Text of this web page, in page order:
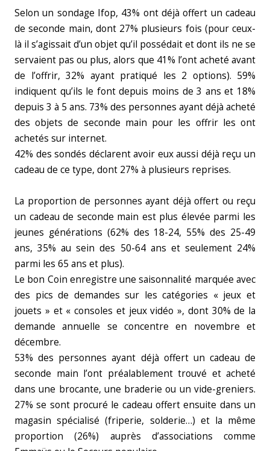
Selon un sondage Ifop, 43% ont déjà offert un cadeau
de seconde main, dont 27% plusieurs fois (pour ceux-
là il s’agissait d’un objet qu’il possédait et dont ils ne se
servaient pas ou plus, alors que 41% l’ont acheté avant
de l’offrir, 32% ayant pratiqué les 2 options). 59%
indiquent qu’ils le font depuis moins de 3 ans et 18%
depuis 3 à 5 ans. 73% des personnes ayant déjà acheté
des objets de seconde main pour les offrir les ont
achetés sur internet.
42% des sondés déclarent avoir eux aussi déjà reçu un
cadeau de ce type, dont 27% à plusieurs reprises.
La proportion de personnes ayant déjà offert ou reçu
un cadeau de seconde main est plus élevée parmi les
jeunes générations (62% des 18-24, 55% des 25-49
ans, 35% au sein des 50-64 ans et seulement 24%
parmi les 65 ans et plus).
Le bon Coin enregistre une saisonnalité marquée avec
des pics de demandes sur les catégories « jeux et
jouets » et « consoles et jeux vidéo », dont 30% de la
demande annuelle se concentre en novembre et
décembre.
53% des personnes ayant déjà offert un cadeau de
seconde main l’ont préalablement trouvé et acheté
dans une brocante, une braderie ou un vide-greniers.
27% se sont procuré le cadeau offert ensuite dans un
magasin spécialisé (friperie, solderie…) et la même
proportion (26%) auprès d’associations comme